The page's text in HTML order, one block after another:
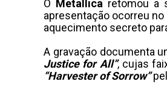
O Metallica retomou a
apresentação ocorreu
aquecimento secreto
A gravação documenta
Justice for All”, cujas
“Harvester of Sorrow”